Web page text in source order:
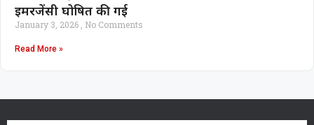
इमरजेंसी घोषित की गई
January 3, 2026 No Comments
Read More »